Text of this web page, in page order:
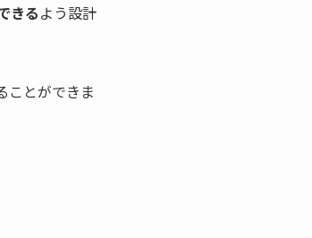
きるよう設計
ことができま